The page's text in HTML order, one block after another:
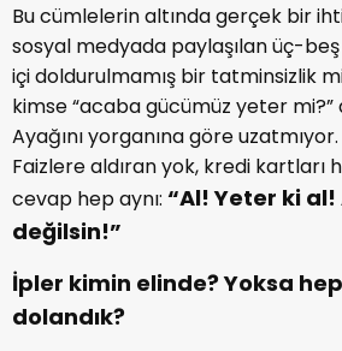
Bu cümlelerin altında gerçek bir
sosyal medyada paylaşılan üç-
içi doldurulmamış bir tatminsizlik
kimse “acaba gücümüz yeter mi?”
Ayağını yorganına göre uzatmıyor.
Faizlere aldıran yok, kredi kartları
cevap hep aynı: “Al! Yeter ki
değilsin!”
İpler kimin elinde? Yoksa
dolandık?